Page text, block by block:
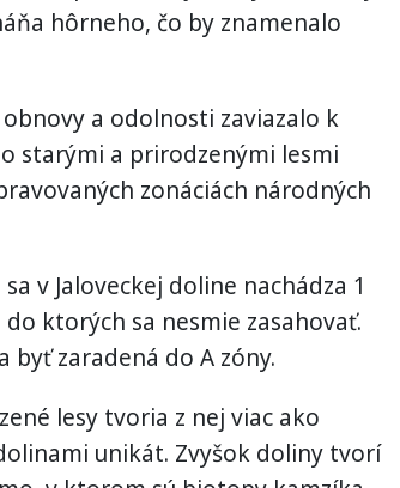
hôrneho, čo by znamenalo
a odolnosti zaviazalo k
starými a prirodzenými lesmi
zonáciách národných
v Jaloveckej doline nachádza 1
ktorých sa nesmie zasahovať.
byť zaradená do A zóny.
lesy tvoria z nej viac ako
unikát. Zvyšok doliny tvorí